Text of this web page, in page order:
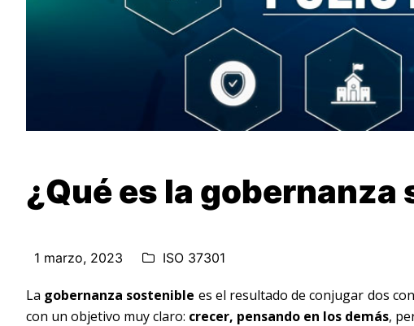
¿Qué es la
1 marzo, 2023 ISO 37301
La gobernanza sostenible es el resultado de conjugar dos
con un objetivo muy claro: crecer, pensando en los demás,